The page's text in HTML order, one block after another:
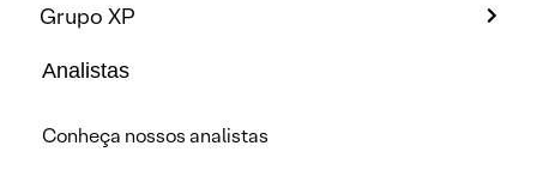
Grupo XP
Analistas
Conheça nossos analistas